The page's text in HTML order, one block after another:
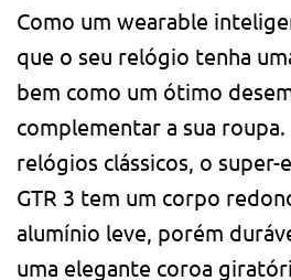
Como um wearable
que o seu relógio tenha
bem como um ótimo
complementar a sua
relógios clássicos, o
GTR 3 tem um corpo
alumínio leve, porém
uma elegante coroa